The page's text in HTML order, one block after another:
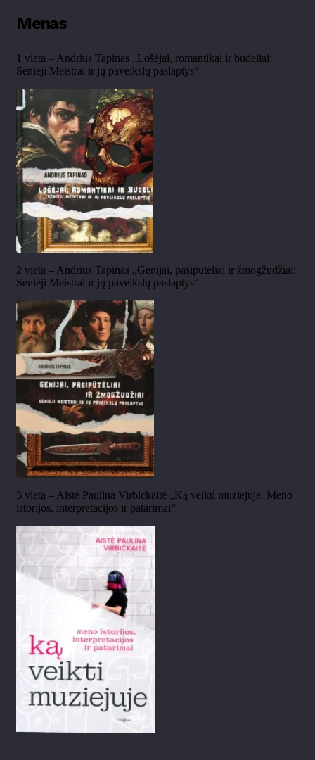
Menas
1 vieta – Andrius Tapinas „Lošėjai, romantikai ir budeliai:
Senieji Meistrai ir jų paveikslų paslaptys“
2 vieta – Andrius Tapinas „Genijai, pasipūtėliai ir žmogžudžiai:
Senieji Meistrai ir jų paveikslų paslaptys“
3 vieta – Aistė Paulina Virbickaitė „Ką veikti muziejuje. Meno
istorijos, interpretacijos ir patarimai“